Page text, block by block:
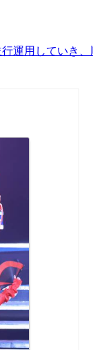
運用していき、